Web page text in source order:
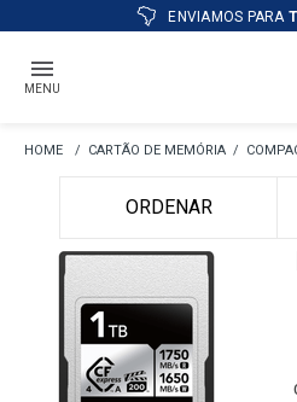
ENVIAMOS PARATODO O
MENU
CARTÃO DE MEMÓRIA
ORDENAR